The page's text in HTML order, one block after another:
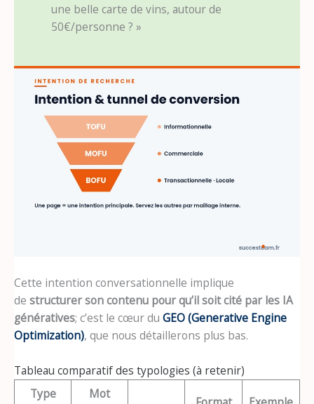
une belle carte de vins, autour de
50€/personne ? »
Cette intention conversationnelle implique
de structurer son contenu pour qu’il soit cité par les IA
génératives; c’est le cœur du GEO (Generative Engine
Optimization), que nous détaillerons plus bas.
Tableau comparatif des typologies (à retenir)
Type
Mot